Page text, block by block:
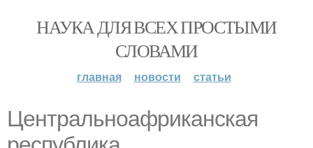
НАУКА ДЛЯ ВСЕХ ПРОСТЫМИ
СЛОВАМИ
главная новости статьи
Центральноафриканская